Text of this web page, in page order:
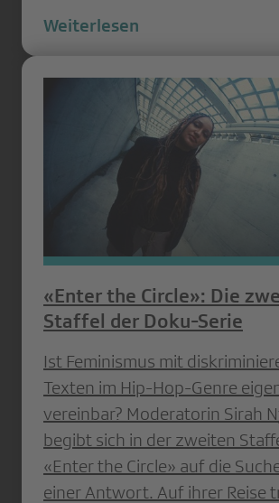
Weiterlesen
«Enter the Circle»: Die
Staffel der Doku-Serie
Ist Feminismus mit
Texten im Hip-Hop-Genre
vereinbar? Moderatorin Sirah
begibt sich in der zweiten
«Enter the Circle» auf die
einer Antwort. Auf ihrer Reise